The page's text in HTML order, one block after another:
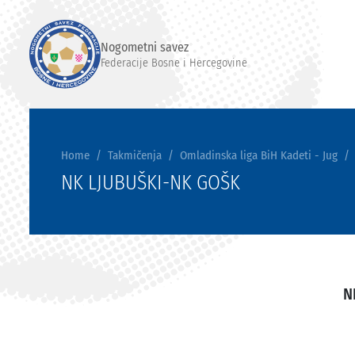
Nogometni savez
Federacije Bosne i Hercegovine
Home Takmičenja Omladinska liga BiH Kadeti - Jug
NK LJUBUŠKI-NK GOŠK